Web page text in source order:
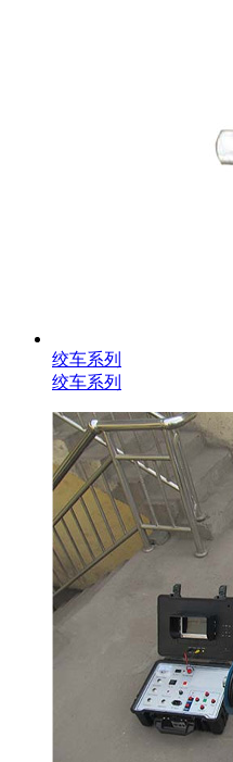
绞车系列
绞车系列